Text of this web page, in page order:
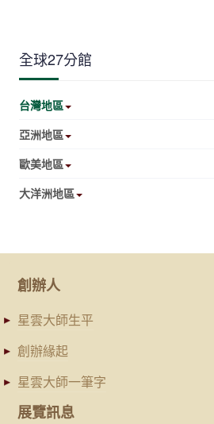
全球27分館
台灣地區
亞洲地區
歐美地區
大洋洲地區
創辦人
星雲大師生平
創辦緣起
星雲大師一筆字
展覽訊息